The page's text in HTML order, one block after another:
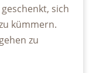
sich
kümmern.
zu